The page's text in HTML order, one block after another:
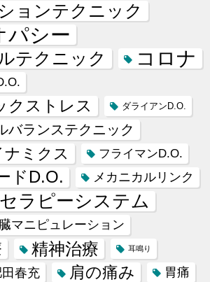
ョンテクニック
パシー
テクニック コロナ
クストレス ダライアンD.O.
バランステクニック
ミクス フライマンD.O.
ドD.O. メカニカルリンク
ラピーシステム
マニピュレーション
精神治療 耳鳴り
田春充 肩の痛み 胃痛